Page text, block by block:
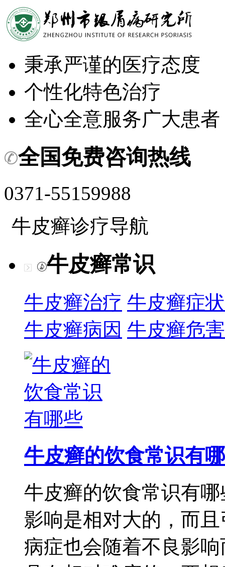
秉承严谨的医疗态度
个性化特色治疗
全心全意服务广大患者
全国免费咨询热线
0371-55159988
牛皮癣诊疗导航
牛皮癣常识
牛皮癣治疗 牛皮癣症状
牛皮癣病因 牛皮癣危害
牛皮癣的饮食常识有哪
牛皮癣的饮食常识有
影响是相对大的，而
病症也会随着不良影